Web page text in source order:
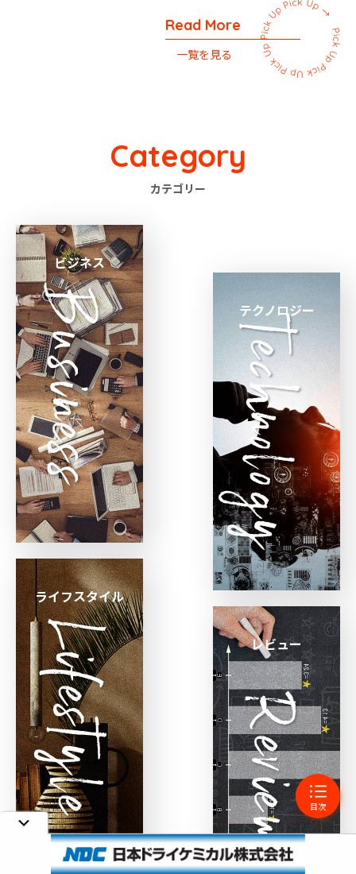
目次
Read More
一覧を見る
Category
カテゴリー
ビジネス
テクノロジー
ライフスタイル
レビュー